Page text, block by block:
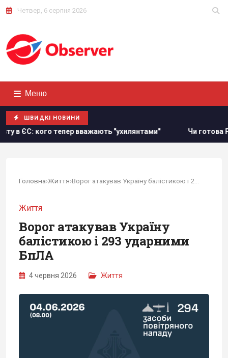
Четвер, 6 серпня 2026
Меню
ШВИДКІ НОВИНИ
вважають "ухилянтами" Чи готова Росія до
Головна›Життя›
Життя
Ворог атакував Україну
балістикою і 293 ударними
БпЛА
4 червня 2026 Життя